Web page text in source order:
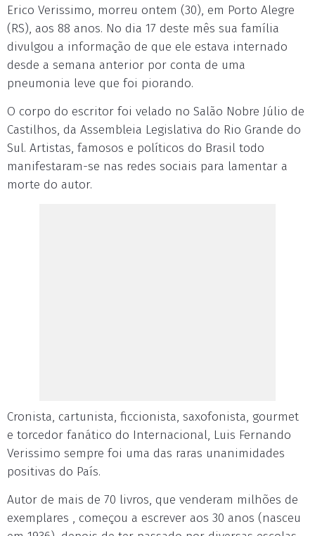
Erico Verissimo, morreu ontem (30), em Porto Alegre
(RS), aos 88 anos. No dia 17 deste mês sua família
divulgou a informação de que ele estava internado
desde a semana anterior por conta de uma
pneumonia leve que foi piorando.
O corpo do escritor foi velado no Salão Nobre Júlio de
Castilhos, da Assembleia Legislativa do Rio Grande do
Sul. Artistas, famosos e políticos do Brasil todo
manifestaram-se nas redes sociais para lamentar a
morte do autor.
Cronista, cartunista, ficcionista, saxofonista, gourmet
e torcedor fanático do Internacional, Luis Fernando
Verissimo sempre foi uma das raras unanimidades
positivas do País.
Autor de mais de 70 livros, que venderam milhões de
exemplares , começou a escrever aos 30 anos (nasceu